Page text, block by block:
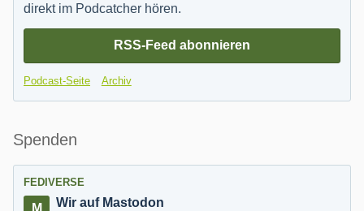
direkt im Podcatcher hören.
RSS-Feed abonnieren
Podcast-Seite Archiv
Spenden
FEDIVERSE
Wir auf Mastodon